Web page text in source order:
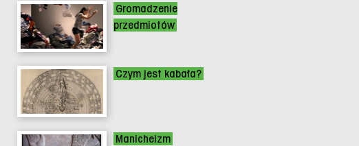
Gromadzenie
przedmiotów
Czym jest kabała?
Manicheizm